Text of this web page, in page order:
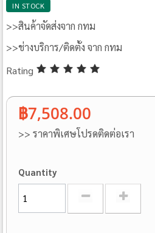
IN STOCK
>>สินค้าจัดส่งจาก กทม
>>ช่างบริการ/ติดตั้ง จาก กทม
Rating
฿7,508.00
>> ราคาพิเศษโปรดติดต่อเรา
Quantity